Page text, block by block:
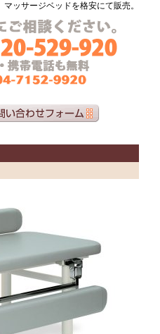
マッサージベッドを格安にて販売。